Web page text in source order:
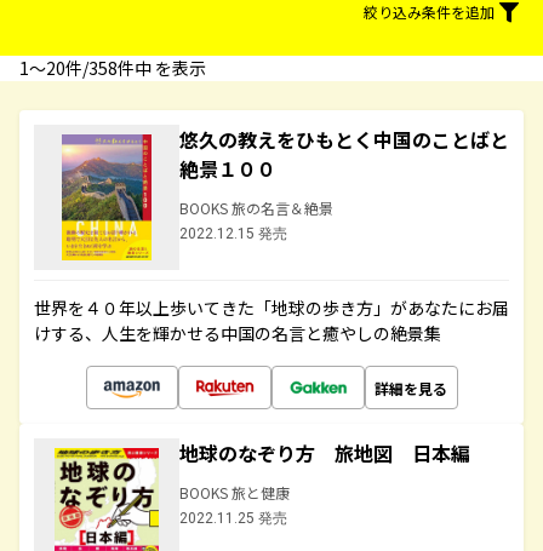
絞り込み条件を追加
1〜20件/358件中 を表示
悠久の教えをひもとく中国のことばと
絶景１００
BOOKS 旅の名言＆絶景
2022.12.15 発売
世界を４０年以上歩いてきた「地球の歩き方」があなたにお届
けする、人生を輝かせる中国の名言と癒やしの絶景集
詳細を見る
地球のなぞり方 旅地図 日本編
BOOKS 旅と健康
2022.11.25 発売